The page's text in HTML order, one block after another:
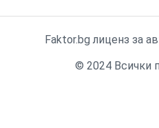
Faktor.bg лиценз за
© 2024 Всички